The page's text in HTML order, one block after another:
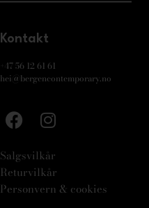
Kontakt
+47 56 12 61 61
hei@bergencontemporary.no
Salgsvilkår
Returvilkår
Personvern & cookies